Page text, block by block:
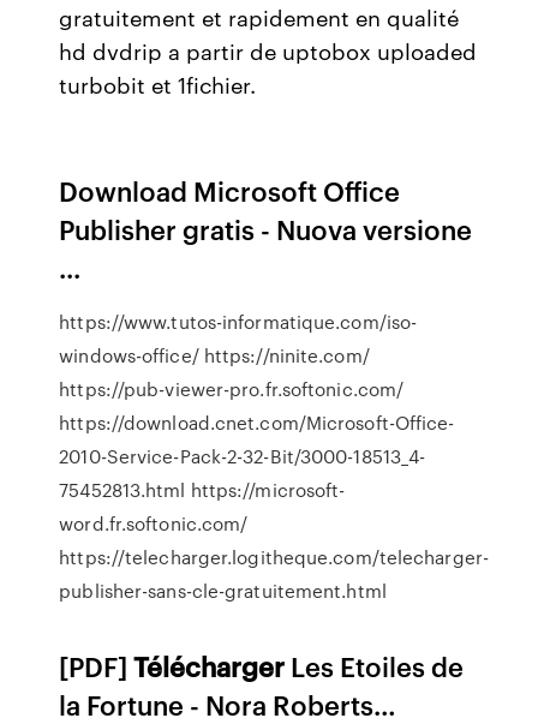
gratuitement et rapidement en qualité
hd dvdrip a partir de uptobox uploaded
turbobit et 1fichier.
Download Microsoft Office
Publisher gratis - Nuova versione
...
https://www.tutos-informatique.com/iso-
windows-office/ https://ninite.com/
https://pub-viewer-pro.fr.softonic.com/
https://download.cnet.com/Microsoft-Office-
2010-Service-Pack-2-32-Bit/3000-18513_4-
75452813.html https://microsoft-
word.fr.softonic.com/
https://telecharger.logitheque.com/telecharger-
publisher-sans-cle-gratuitement.html
[PDF]Télécharger Les Etoiles de
la Fortune - Nora Roberts…